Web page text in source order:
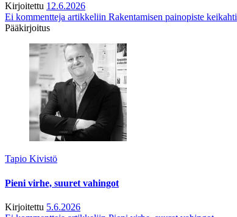
Kirjoitettu 12.6.2026
Ei kommentteja artikkeliin Rakentamisen painopiste keikahti
Pääkirjoitus
Tapio Kivistö
Pieni virhe, suuret vahingot
Kirjoitettu 5.6.2026